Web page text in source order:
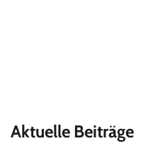
Aktuelle Beiträge